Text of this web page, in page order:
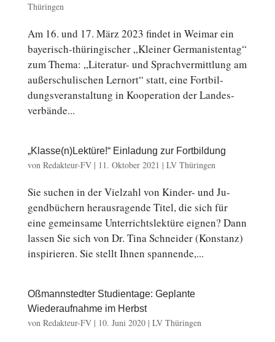
Thüringen
Am 16. und 17. März 2023 findet in Weimar ein
bayerisch-thüringischer „Kleiner Ger­ma­nis­ten­tag“
zum Thema: „Literatur- und Sprach­ver­mitt­lung am
au­ßer­schu­li­schen Lernort“ statt, eine Fort­bil­
dungs­ver­an­stal­tung in Ko­ope­ra­ti­on der Lan­des­
ver­bän­de...
„Klasse(n)Lektüre!“ Einladung zur Fortbildung
von Redakteur-FV| 11. Oktober 2021 | LV Thüringen
Sie suchen in der Viel­zahl von Kinder- und Ju­
gend­bü­chern her­aus­ra­gen­de Titel, die sich für
eine ge­mein­sa­me Un­ter­richts­lek­tü­re eignen? Dann
lassen Sie sich von Dr. Tina Schnei­der (Kon­stanz)
in­spi­rie­ren. Sie stellt Ihnen span­nen­de,...
Oßmannstedter Studientage: Geplante
Wiederaufnahme im Herbst
von Redakteur-FV| 10. Juni 2020| LV Thüringen